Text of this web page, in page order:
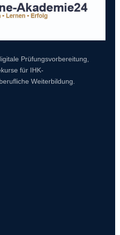
Prüfungsvorbereitung,
für IHK-
Weiterbildung.